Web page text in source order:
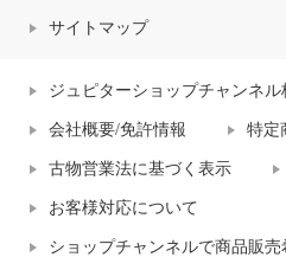
サイトマップ
ジュピターショップチャンネ
会社概要/免許情報 特定
古物営業法に基づく表示
お客様対応について
ショップチャンネルで商品販